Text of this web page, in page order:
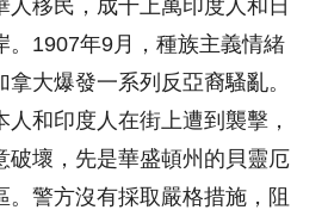
人移民，成千上萬印度人和日
。1907年9月，種族主義情緒
拿大爆發一系列反亞裔騷亂。
和印度人在街上遭到襲擊，
破壞，先是華盛頓州的貝靈厄
。警方沒有採取嚴格措施，阻